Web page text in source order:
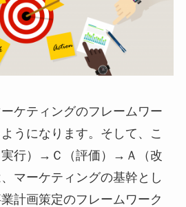
ケティングのフレームワー
うになります。そして、こ
行）→Ｃ（評価）→Ａ（改
マーケティングの基幹とし
計画策定のフレームワーク